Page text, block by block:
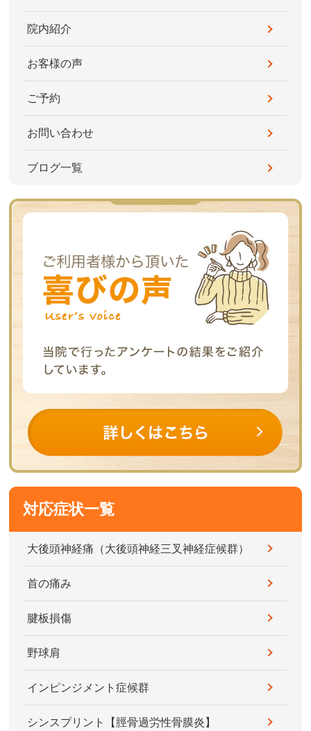
院内紹介
お客様の声
ご予約
お問い合わせ
ブログ一覧
対応症状一覧
大後頭神経痛（大後頭神経三叉神経症候群）
首の痛み
腱板損傷
野球肩
インピンジメント症候群
シンスプリント【脛骨過労性骨膜炎】